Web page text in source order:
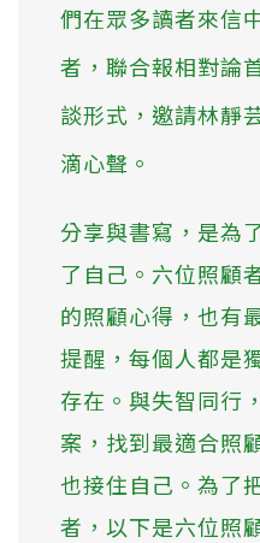
們在眾多讀者來信
者，聯合報相對論
談形式，邀請林靜
滴心聲。
分享與書寫，是為
了自己。六位照顧
的照顧心得，也有
提醒，每個人都是
存在。與失智同行
案，找到最適合照
也接住自己。為了
者，以下是六位照